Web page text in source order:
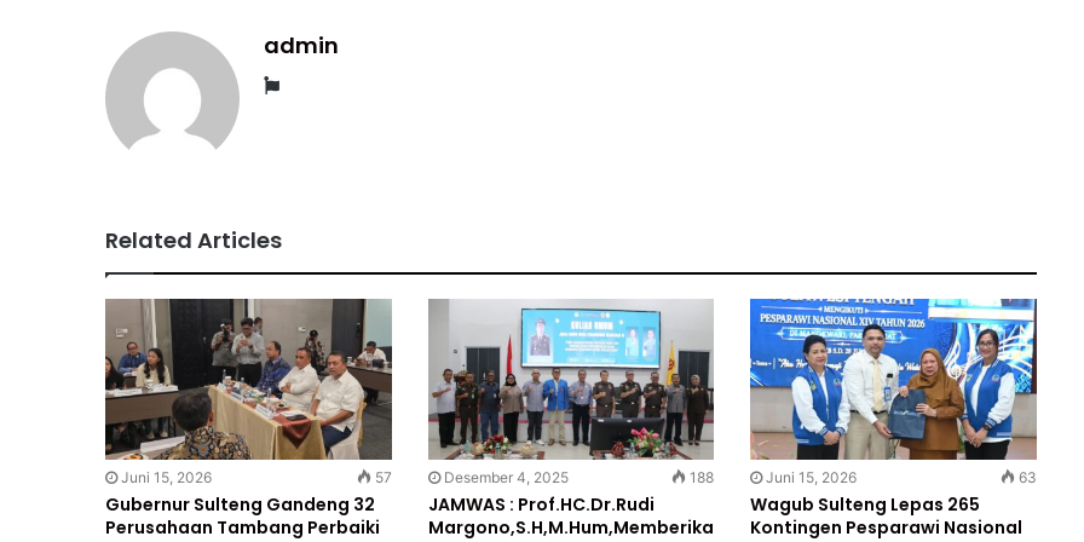
admin
Website
Related Articles
Juni 15, 2026 57
Gubernur Sulteng Gandeng 32
Perusahaan Tambang Perbaiki
Desember 4, 2025 188
JAMWAS : Prof.HC.Dr.Rudi
Margono,S.H,M.Hum,Memberika
Juni 15, 2026 63
Wagub Sulteng Lepas 265
Kontingen Pesparawi Nasional